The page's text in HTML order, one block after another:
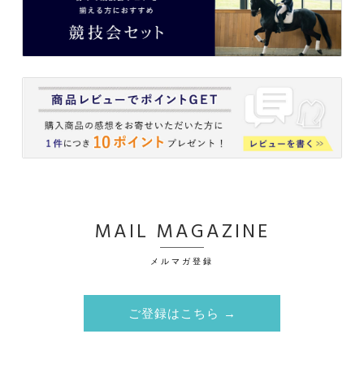
MAIL MAGAZINE
メルマガ登録
ご登録はこちら →